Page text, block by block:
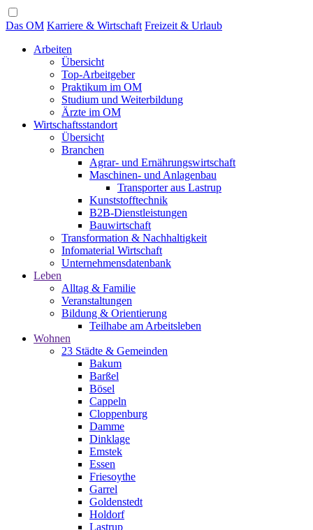
Das OM Karriere & Wirtschaft Freizeit & Urlaub
Arbeiten
Übersicht
Top-Arbeitgeber
Praktikum im OM
Studium und Weiterbildung
Ärzte im OM
Wirtschaftsstandort
Übersicht
Branchen
Agrar- und Ernährungswirtschaft
Maschinen- und Anlagenbau
Transporter aus Lastrup
Kunststofftechnik
B2B-Dienstleistungen
Bauwirtschaft
Transformation & Nachhaltigkeit
Infomaterial Wirtschaft
Unternehmensdatenbank
Leben
Alltag & Familie
Veranstaltungen
Bildung & Orientierung
Teilhabe am Arbeitsleben
Wohnen
23 Städte & Gemeinden
Bakum
Barßel
Bösel
Cappeln
Cloppenburg
Damme
Dinklage
Emstek
Essen
Friesoythe
Garrel
Goldenstedt
Holdorf
Lastrup